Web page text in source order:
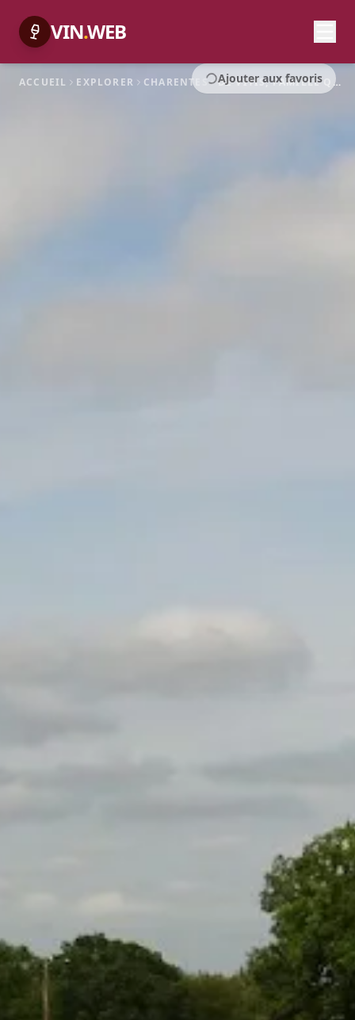
VIN.WEB
ACCUEIL EXPLORER CHARENTES DE VITIS, FAMILLE QUÉRON - VIGNOBLE
Ajouter aux favoris